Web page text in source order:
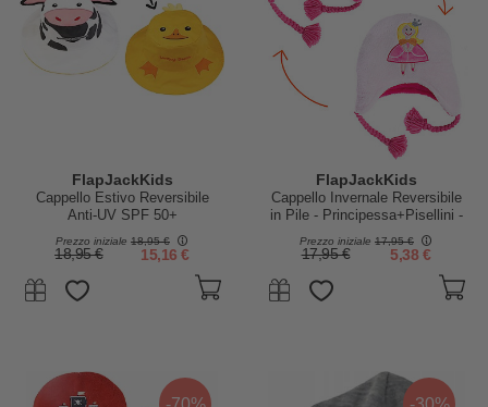
FlapJackKids
Cappello Estivo Reversibile
Anti-UV SPF 50+
Papera+Mucca - 100% cotone
Prezzo iniziale 18,95 €
18,95 € 15,16 €
FlapJackKids
Cappello Invernale Reversibile
in Pile - Principessa+Pisellini -
Prezzo iniziale 17,95 €
17,95 € 5,38 €